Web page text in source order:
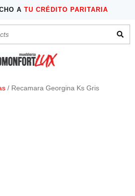
A TU CRÉDITO PARITARIA
/ Recamara Georgina Ks Gris